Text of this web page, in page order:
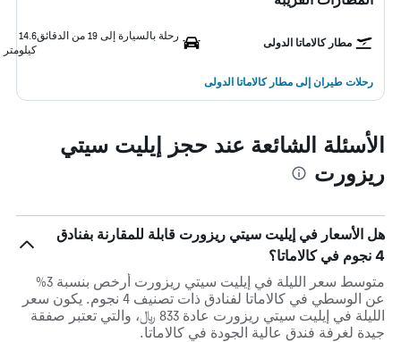
مطار كالاماتا الدولى
رحلة بالسيارة إلى 19 من الدقائق
14.6
كيلومتر
رحلات طيران إلى مطار كالاماتا الدولى
الأسئلة الشائعة عند حجز إيليت سيتي
ريزورت
هل الأسعار في إيليت سيتي ريزورت قابلة للمقارنة بفنادق
4 نجوم في كالاماتا؟
متوسط سعر الليلة في إيليت سيتي ريزورت أرخص بنسبة 3%
عن الوسطي في كالاماتا لفنادق ذات تصنيف 4 نجوم. يكون سعر
الليلة في إيليت سيتي ريزورت عادة 833 ﷼، والتي تعتبر صفقة
جيدة لغرفة فندق عالية الجودة في كالاماتا.